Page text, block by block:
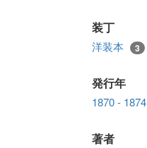
装丁
洋装本 3
発行年
1870 - 1874
著者